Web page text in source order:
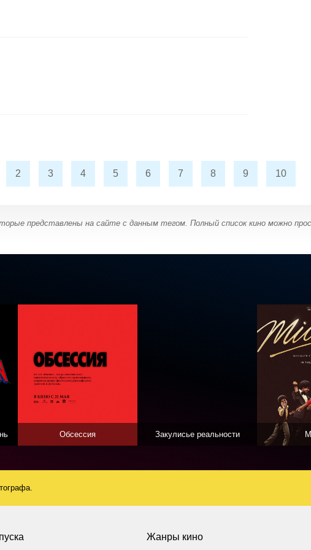
2 3 4 5 6 7 8 9 10
представлены на сайте с данным тегом. Полный список кино можно
Обсессия Закулисье реальности
Жанры кино